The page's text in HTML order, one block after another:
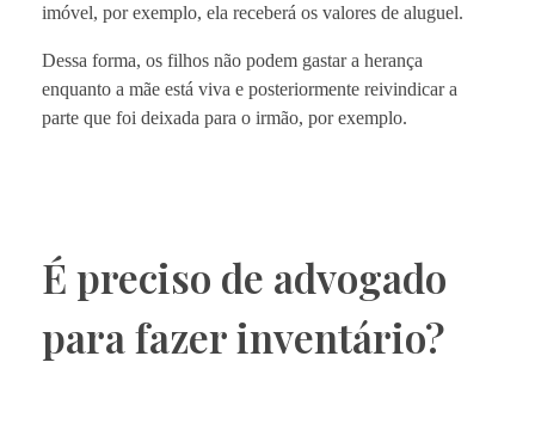
imóvel, por exemplo, ela receberá os valores de aluguel.
Dessa forma, os filhos não podem gastar a herança
enquanto a mãe está viva e posteriormente reivindicar a
parte que foi deixada para o irmão, por exemplo.
É preciso de advogado
para fazer inventário?